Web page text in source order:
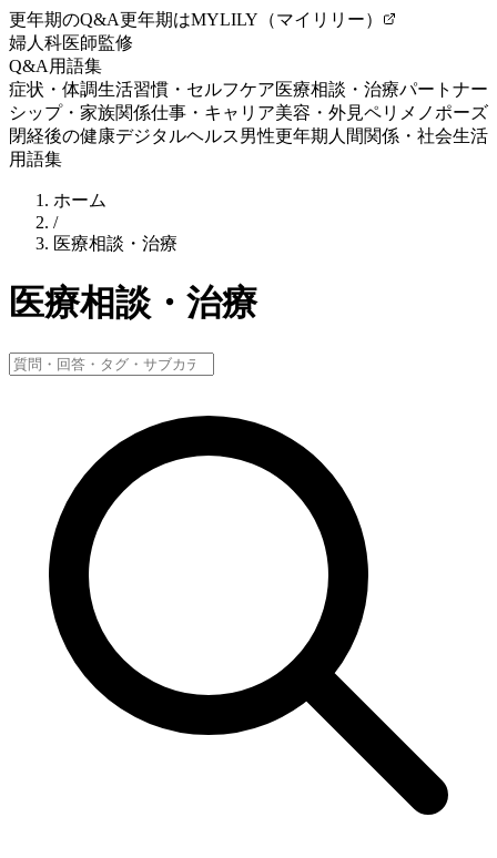
更年期のQ&A更年期はMYLILY（マイリリー）
婦人科医師監修
Q&A 用語集
症状・体調生活習慣・セルフケア医療相談・治療パートナー
シップ・家族関係仕事・キャリア美容・外見ペリメノポーズ
閉経後の健康デジタルヘルス男性更年期 人間関係・社会生活
用語集
ホーム
/
医療相談・治療
医療相談・治療